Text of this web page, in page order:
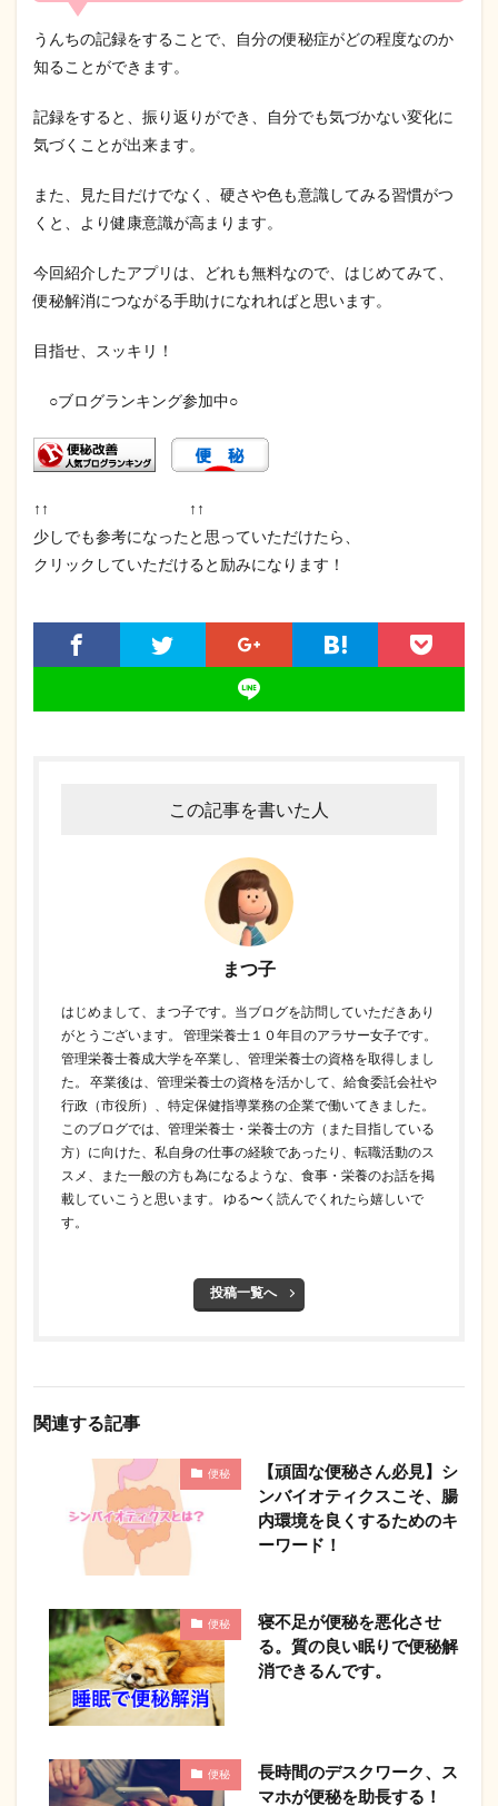
うんちの記録をすることで、自分の便秘症がどの程度なのか
知ることができます。
記録をすると、振り返りができ、自分でも気づかない変化に
気づくことが出来ます。
また、見た目だけでなく、硬さや色も意識してみる習慣がつ
くと、より健康意識が高まります。
今回紹介したアプリは、どれも無料なので、はじめてみて、
便秘解消につながる手助けになれればと思います。
目指せ、スッキリ！
○ブログランキング参加中○
↑↑ ↑↑
少しでも参考になったと思っていただけたら、
クリックしていただけると励みになります！
この記事を書いた人
まつ子
はじめまして、まつ子です。当ブログを訪問していただきあり
がとうございます。 管理栄養士１０年目のアラサー女子です。
管理栄養士養成大学を卒業し、管理栄養士の資格を取得しまし
た。 卒業後は、管理栄養士の資格を活かして、給食委託会社や
行政（市役所）、特定保健指導業務の企業で働いてきました。
このブログでは、管理栄養士・栄養士の方（また目指している
方）に向けた、私自身の仕事の経験であったり、転職活動のス
スメ、また一般の方も為になるような、食事・栄養のお話を掲
載していこうと思います。 ゆる〜く読んでくれたら嬉しいで
す。
投稿一覧へ
関連する記事
便秘
【頑固な便秘さん必見】シ
ンバイオティクスこそ、腸
内環境を良くするためのキ
ーワード！
便秘
寝不足が便秘を悪化させ
る。質の良い眠りで便秘解
消できるんです。
便秘
長時間のデスクワーク、ス
マホが便秘を助長する！